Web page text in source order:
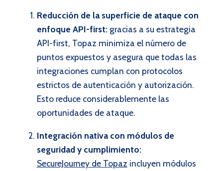
Reducción de la superficie de ataque con
enfoque API-first:gracias a su estrategia
API-first, Topaz minimiza el número de
puntos expuestos y asegura que todas las
integraciones cumplan con protocolos
estrictos de autenticación y autorización.
Esto reduce considerablemente las
oportunidades de ataque.
Integración nativa con módulos de
seguridad y cumplimiento:
SecureJourney de Topaz incluyen módulos